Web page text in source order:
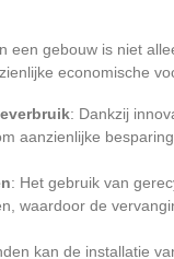
een gebouw is niet
economische
: Dankzij
aanzienlijke
: Het gebruik van
waardoor de
kan de installatie